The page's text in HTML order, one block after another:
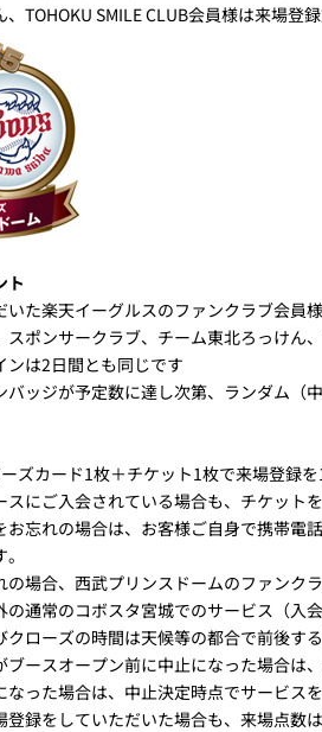
TOHOKU SMILE CLUB会員様は来場登
ト
いた楽天イーグルスのファンクラブ会員
ポンサークラブ、チーム東北ろっけん
は2日間とも同じです
ッジが予定数に達し次第、ランダム（
ズカード1枚＋チケット1枚で来場登録を
スにご入会されている場合も、チケッ
お忘れの場合は、お客様ご自身で携帯
の場合、西武プリンスドームのファン
通常のコボスタ宮城でのサービス（入
ローズの時間は天候等の都合で前後す
ースオープン前に中止になった場合は
った場合は、中止決定時点でサービス
録をしていただいた場合も、来場点数